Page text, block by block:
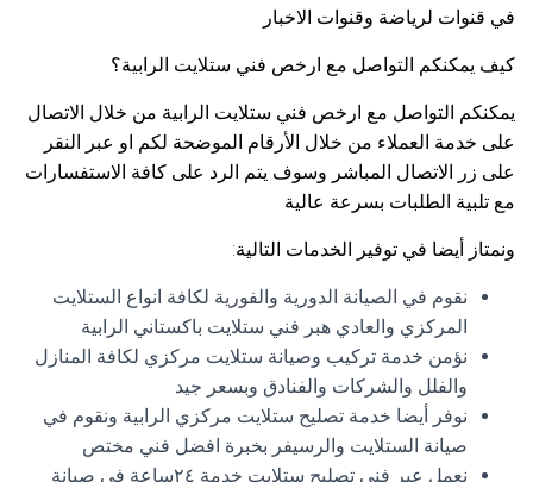
في قنوات لرياضة وقنوات الاخبار
كيف يمكنكم التواصل مع ارخص فني ستلايت الرابية؟
يمكنكم التواصل مع ارخص فني ستلايت الرابية من خلال الاتصال
على خدمة العملاء من خلال الأرقام الموضحة لكم او عبر النقر
على زر الاتصال المباشر وسوف يتم الرد على كافة الاستفسارات
مع تلبية الطلبات بسرعة عالية
ونمتاز أيضا في توفير الخدمات التالية:
نقوم في الصيانة الدورية والفورية لكافة انواع الستلايت
المركزي والعادي هبر فني ستلايت باكستاني الرابية
نؤمن خدمة تركيب وصيانة ستلايت مركزي لكافة المنازل
والفلل والشركات والفنادق وبسعر جيد
نوفر أيضا خدمة تصليح ستلايت مركزي الرابية ونقوم في
صيانة الستلايت والرسيفر بخبرة افضل فني مختص
نعمل عبر فني تصليح ستلايت خدمة ٢٤ساعة في صيانة